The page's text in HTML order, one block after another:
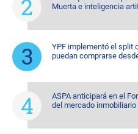
Muerta e inteligencia
YPF implementó el split
puedan comprarse
ASPA anticipará en el
del mercado